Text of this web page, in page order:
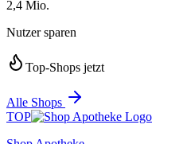
2,4 Mio.
Nutzer sparen
Top-Shops jetzt
Alle Shops
TOP